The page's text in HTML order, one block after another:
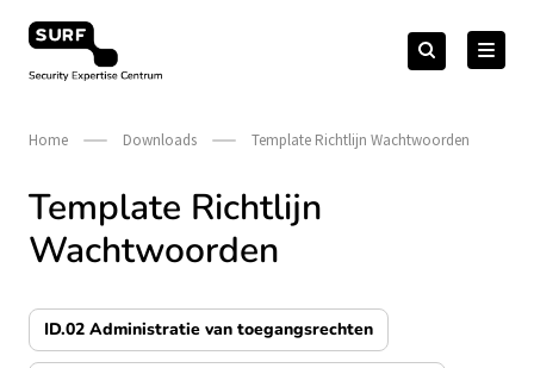
naar
Security Expertise Centrum – by SURF
Zoeken
naar:Zoeken
Home Downloads Template Richtlijn Wachtwoorden
Template Richtlijn
Wachtwoorden
ID.02 Administratie van toegangsrechten